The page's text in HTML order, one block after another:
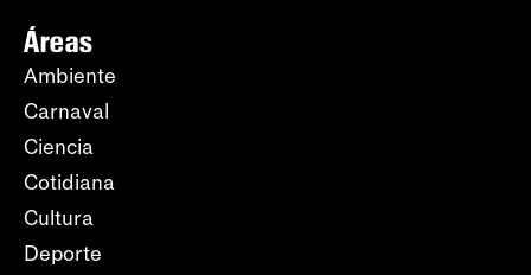
Áreas
Ambiente
Carnaval
Ciencia
Cotidiana
Cultura
Deporte